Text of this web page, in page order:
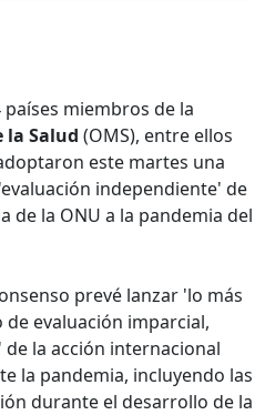
países miembros de la
la Salud (OMS), entre ellos
este martes una
independiente' de
de la ONU a la pandemia del
prevé lanzar 'lo más
evaluación imparcial,
la acción internacional
la pandemia, incluyendo las
durante el desarrollo de la